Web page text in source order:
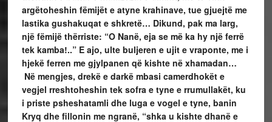
argëtoheshin fëmijët e atyne krahinave, tue gjuejtë me
lastika gushakuqat e shkretë… Dikund, pak ma larg,
një fëmijë thërriste: “O Nanë, eja se më ka hy një ferrë
tek kamba!..” E ajo, ulte buljeren e ujit e vraponte, me i
hjekë ferren me gjylpanen që kishte në xhamadan…
Në mengjes, drekë e darkë mbasi camerdhokët e
vegjel rreshtoheshin tek sofra e tyne e rrumullakët, ku
i priste psheshatamli dhe luga e vogel e tyne, banin
Kryq dhe fillonin me ngranë, “shka u kishte dhanë e